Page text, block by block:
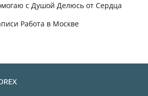
с Душой Делюсь от Сердца
Работа в Москве